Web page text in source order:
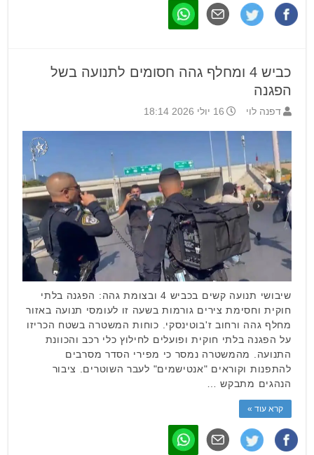
כביש 4 ומחלף גהה חסומים לתנועה בשל
הפגנה
דפנה לוי 16 יולי 2026 18:14
שיבושי תנועה קשים בכביש 4 ובצומת גהה: הפגנה בלתי
חוקית וחסימת צירים גורמות בשעה זו לעומסי תנועה באזור
מחלף גהה ורחוב ז'בוטינסקי. כוחות המשטרה בשטח הכריזו
על הפגנה בלתי חוקית ופועלים לחילוץ כלי רכב והכוונת
התנועה. מהמשטרה נמסר כי מפירי הסדר מסרבים
להתפנות וקוראים "אנטישמים" לעבר השוטרים. ציבור
הנהגים מתבקש …
קרא עוד »